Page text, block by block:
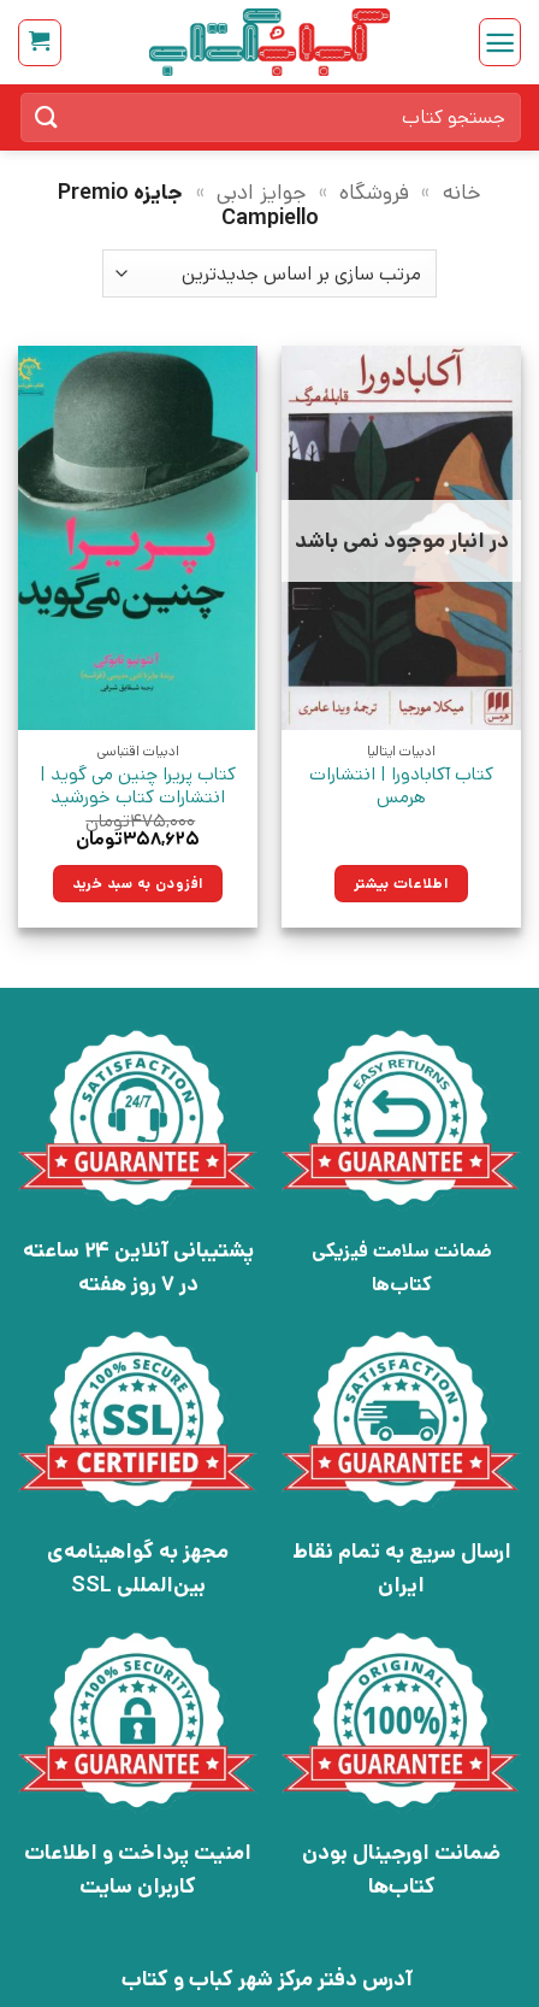
Skip
content
برای:
خانه » فروشگاه » جوایز ادبی »
جایزه Premio
Campiello
در انبار موجود نمی باشد
ادبیات ایتالیا
کتاب آکابادورا | انتشارات
هرمس
اطلاعات بیشتر
ادبیات اقتباسی
کتاب پریرا چنین می گوید |
انتشارات کتاب خورشید
۴۷۵,۰۰۰تومان
قیمت
۴۷۵,۰۰۰تومان
بود.
۳۵۸,۶۲۵تومان
۳۵۸,۶۲۵تومان. افزودن به سبد خرید
ضمانت سلامت فیزیکی
کتاب‌ها
پشتیبانی آنلاین 24 ساعته
در 7 روز هفته
ارسال سریع به تمام نقاط
ایران
مجهز به گواهینامه‌ی
بین‌المللی SSL
ضمانت اورجینال بودن
کتاب‌ها
امنیت پرداخت و اطلاعات
کاربران سایت
آدرس دفتر مرکز شهر کباب و کتاب